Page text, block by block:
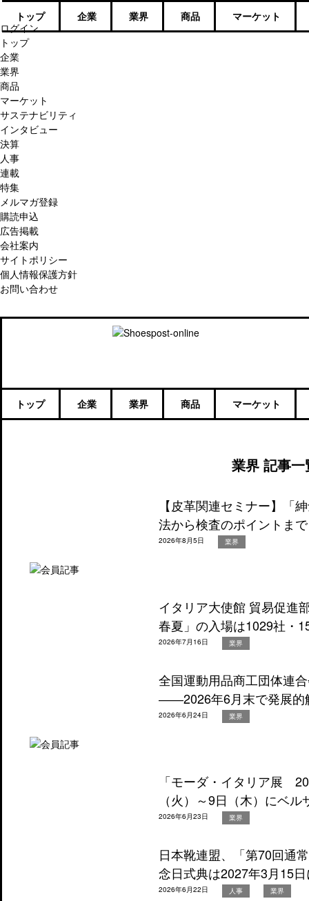
ログイン
トップ
企業
業界
商品
マーケット
サステナビリティ
インタビュー
決算
人事
連載
特集
メルマガ登録
購読申込
広告掲載
会社案内
サイトポリシー
個人情報保護方針
お問い合わせ
トップ 企業 業界 商品 マーケット
トップ 企業 業界 商品 マーケット
業界 記事一
【皮革関連セミナー】「
法から検査のポイントま
2026年8月5日 業界
イタリア大使館 貿易促進
春夏」の入場は1029社
2026年7月16日 業界
全国運動用品商工団体連
――2026年6月末で発展的
2026年6月24日 業界
「モーダ・イタリア展
（火）～9日（木）にベ
2026年6月23日 業界
日本靴連盟、「第70回通
念日式典は2027年3月15
2026年6月22日 人事 業界